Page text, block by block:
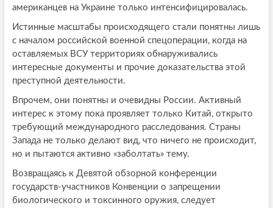
американцев на Украине только интенсифицировалась.
Истинные масштабы происходящего стали понятны лишь
с началом российской военной спецоперации, когда на
оставляемых ВСУ территориях обнаруживались
интересные документы и прочие доказательства этой
преступной деятельности.
Впрочем, они понятны и очевидны России. Активный
интерес к этому пока проявляет только Китай, открыто
требующий международного расследования. Страны
Запада не только делают вид, что ничего не происходит,
но и пытаются активно «заболтать» тему.
Возвращаясь к Девятой обзорной конференции
государств-участников Конвенции о запрещении
биологического и токсинного оружия, следует